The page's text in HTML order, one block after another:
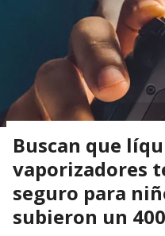
Buscan que
vaporizadores
seguro para
subieron un